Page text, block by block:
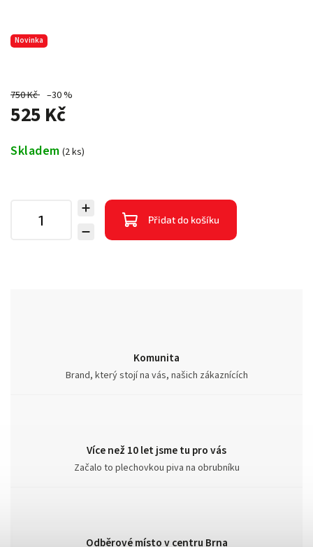
Novinka
750 Kč –30 %
525 Kč
Skladem (2 ks)
Přidat do košíku
Komunita
Brand, který stojí na vás, našich zákaznících
Více než 10 let jsme tu pro vás
Začalo to plechovkou piva na obrubníku
Odběrové místo v centru Brna